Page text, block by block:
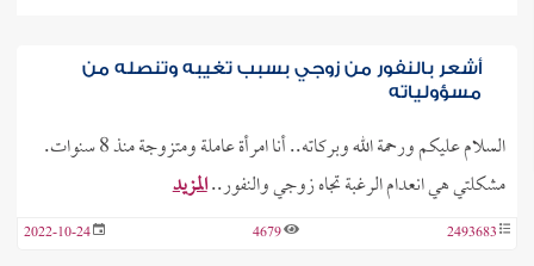
أشعر بالنفور من زوجي بسبب تغيبه وتنصله من
مسؤولياته
السلام عليكم ورحمة الله وبركاته.. أنا امرأة عاملة ومتزوجة منذ 8 سنوات.
مشكلتي هي انعدام الرغبة تجاه زوجي والنفور..المزيد
2493683
4679
2022-10-24